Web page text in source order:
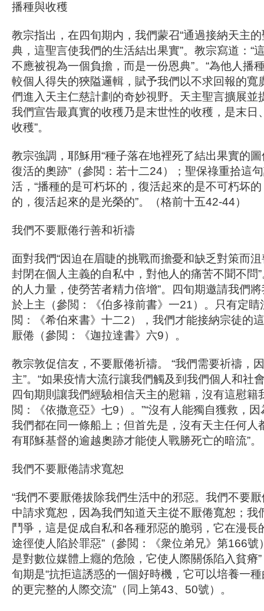
播種與收穫
教宗指出，在四旬期内，我們蒙召“通過接納天主
典，這聖言使我們的生活結出果實”。教宗寫道：“
不應被視為一個負擔，而是一份恩典”。“為他人播
較個人得失的狹隘邏輯，賦予我們以不求回報的寬
們進入天主仁慈計劃的奇妙視野。天主聖言擴展並
我們宣告最真實的收穫乃是末世性的收穫，是末日
收穫”。
教宗強調，耶穌用“種子落在地裡死了結出果實的
復活的奧跡”（參閲：若十二24）；聖保祿重拾這
活，“播種的是可朽坏的，復活起來的是不可朽坏
的，復活起來的是光榮的”。（格前十五42-44）
我們不要厭倦行善和祈禱
面對我們“因迫在眉睫的挑戰而擔憂和缺乏對策而沮
封閉在個人主義的自私中，對他人的痛苦不聞不問
的人力量，使勞苦者精力倍增”。四旬期邀請我們
於上主（參閲：《伯多祿前書》一21）。只有定睛
閲：《希伯來書》十二2），我們才能接納宗徒的
厭倦（參閲：《迦拉達書》六9）。
教宗敦促信友，不要厭倦祈禱。 “我們需要祈禱，
主”。“如果疫情大流行讓我們觸及到我們個人和社
四旬期則讓我們經驗相信天主的慰籍，沒有這慰籍
閲：《依撒意亞》七9）。”“沒有人能獨自獲救，
我們都在同一條船上；但首先是，沒有天主任何人
有耶穌基督的逾越奧跡才能使人戰勝死亡的暗流”。
我們不要厭倦請求寬恕
“我們不要厭倦拔除我們生活中的邪惡。我們不要
中請求寬恕，因為我們知道天主從不厭倦寬恕；我
鬥爭，這是促成自私和各種邪惡的脆弱，它在漫長
途徑使人陷於罪惡”（參閲：《衆位弟兄》第166號
是對數位媒體上癮的危險，它使人際關係陷入貧瘠
旬期是“抗拒這誘惑的一個好時機，它可以培養一
的更完整的人際交流”（同上第43、50號）。